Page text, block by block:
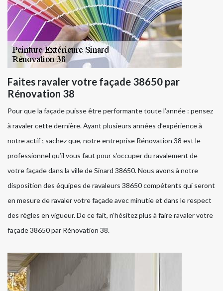
Faites ravaler votre façade 38650 par
Rénovation 38
Pour que la façade puisse être performante toute l’année : pensez
à ravaler cette dernière. Ayant plusieurs années d’expérience à
notre actif ; sachez que, notre entreprise Rénovation 38 est le
professionnel qu’il vous faut pour s’occuper du ravalement de
votre façade dans la ville de Sinard 38650. Nous avons à notre
disposition des équipes de ravaleurs 38650 compétents qui seront
en mesure de ravaler votre façade avec minutie et dans le respect
des règles en vigueur. De ce fait, n’hésitez plus à faire ravaler votre
façade 38650 par Rénovation 38.